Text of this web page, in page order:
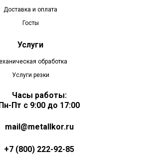
Доставка и оплата
Госты
Услуги
обработка
Услуги резки
Часы работы:
Пт с 9:00 до 17:00
mail@metallkor.ru
+7 (800) 222-92-85